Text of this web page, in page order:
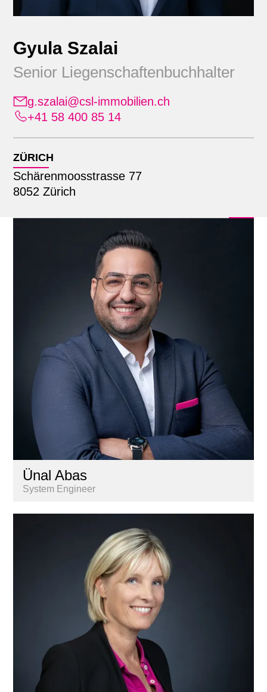
Gyula Szalai
Senior Liegenschaftenbuchhalter
g.szalai@csl-immobilien.ch
+41 58 400 85 14
ZÜRICH
Schärenmoosstrasse 77
8052 Zürich
Alle
Administration
Bauherrendienstleistungen
Erweiterte Geschäftsleitung
Finanz- & Rechnungswesen
Liegenschaftenbuchhaltung
Marketing & Kommunikation
Personal
Research & Marktanalyse
Vermarktung
Standort
Alle
Ünal Abas
System Engineer